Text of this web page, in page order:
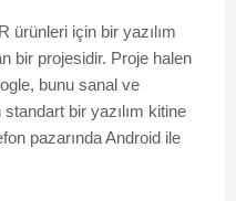
ürünleri için bir yazılım
bir projesidir. Proje halen
bunu sanal ve
standart bir yazılım kitine
pazarında Android ile